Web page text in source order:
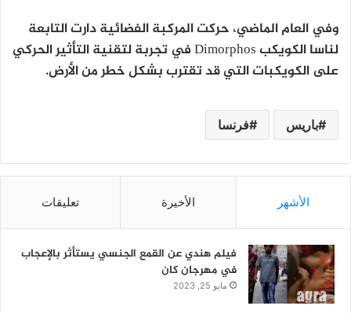
وفي العام الماضي، حركت المركبة الفضائية دارت التابعة
لناسا الكويكب Dimorphos في تجربة لتقنية التأثير الحركي
على الكويكبات التي قد تقترب بشكل خطر من الأرض.
باريس فرنسا
الأشهر الأخيرة تعليقات
فيلم هندي عن القمع الجنسي يستأثر بالإعجاب
في مهرجان كان
مايو 25, 2023